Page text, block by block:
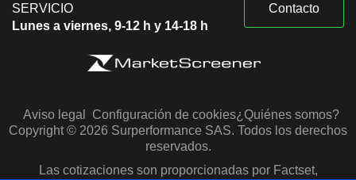
SERVICIO
Lunes a viernes, 9-12 h y 14-18 h
Contacto
Aviso legal Configuración de cookies¿Quiénes somos?
Copyright © 2026 Surperformance SAS. Todos los derechos
reservados.
Las cotizaciones son proporcionadas por Factset,